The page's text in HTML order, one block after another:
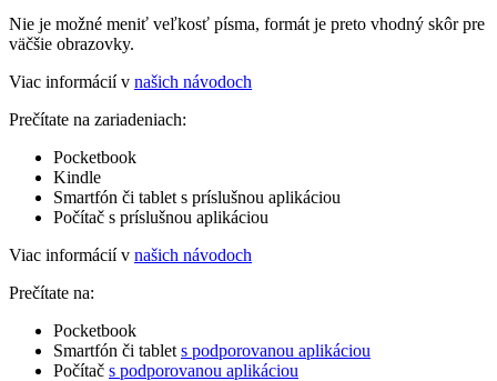
Nie je možné meniť veľkosť písma, formát je preto vhodný skôr pre
väčšie obrazovky.
Viac informácií v našich návodoch
Prečítate na zariadeniach:
Pocketbook
Kindle
Smartfón či tablet s príslušnou aplikáciou
Počítač s príslušnou aplikáciou
Viac informácií v našich návodoch
Prečítate na:
Pocketbook
Smartfón či tablet s podporovanou aplikáciou
Počítač s podporovanou aplikáciou